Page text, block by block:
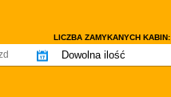
LICZBA ZAMYKANYCH KABIN:
Dowolna ilość